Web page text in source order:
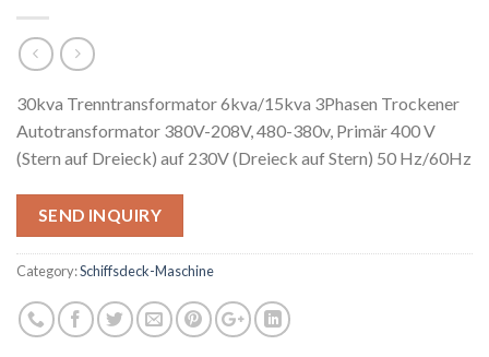
30kva Trenntransformator 6kva/15kva 3Phasen Trockener
Autotransformator 380V-208V, 480-380v, Primär 400 V
(Stern auf Dreieck) auf 230V (Dreieck auf Stern) 50 Hz/60Hz
SEND INQUIRY
Category:Schiffsdeck-Maschine